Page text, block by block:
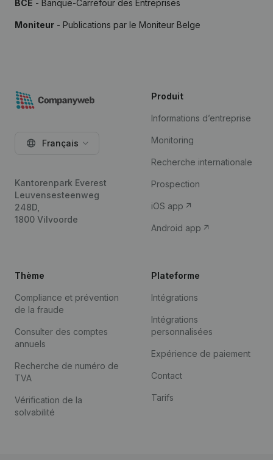
BCE - Banque-Carrefour des Entreprises
Moniteur - Publications par le Moniteur Belge
Français
Kantorenpark Everest
Leuvensesteenweg
248D,
1800 Vilvoorde
Produit
Informations d’entreprise
Monitoring
Recherche internationale
Prospection
iOS app
Android app
Thème
Compliance et prévention
de la fraude
Consulter des comptes
annuels
Recherche de numéro de
TVA
Vérification de la
solvabilité
Plateforme
Intégrations
Intégrations
personnalisées
Expérience de paiement
Contact
Tarifs